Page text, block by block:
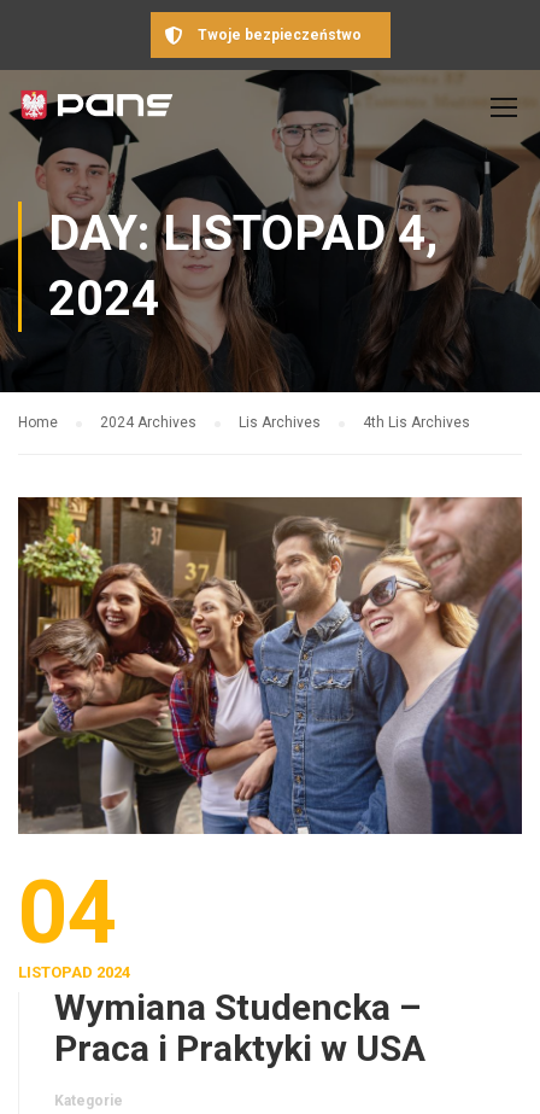
Twoje bezpieczeństwo
DAY: LISTOPAD 4,
2024
Home 2024 Archives Lis Archives 4th Lis Archives
04
LISTOPAD 2024
Wymiana Studencka –
Praca i Praktyki w USA
Kategorie